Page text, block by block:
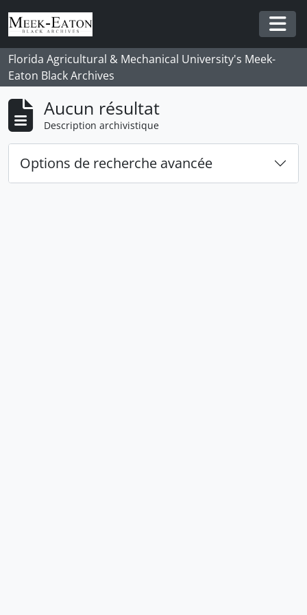
Skip to main content
Florida Agricultural & Mechanical University's Meek-
Eaton Black Archives
Aucun résultat
Description archivistique
Options de recherche avancée